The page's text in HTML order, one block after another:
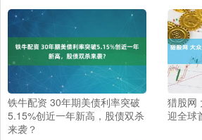
铁牛配资 30年期美债利率突破
5.15%创近一年新高，股债双杀
来袭？
猎股网
迎全球